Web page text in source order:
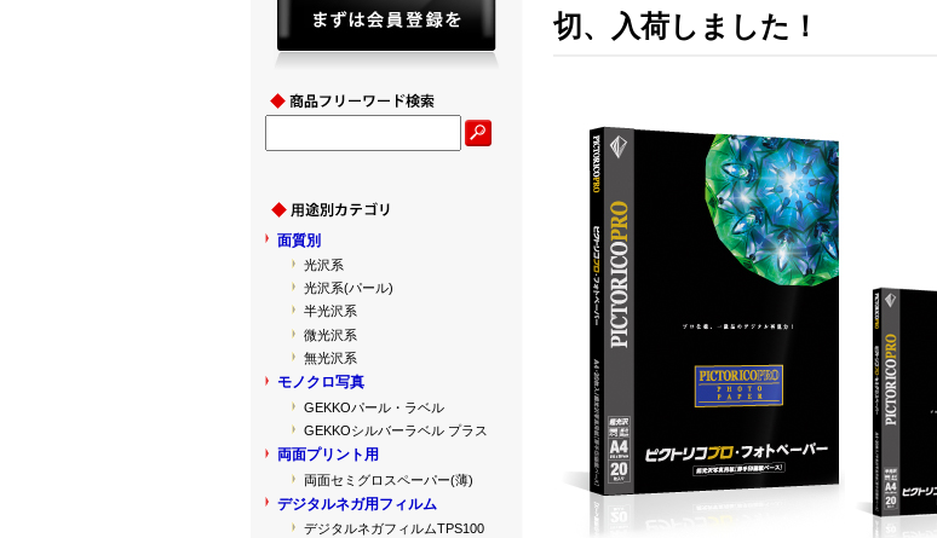
切、入荷しました！
面質別
光沢系
光沢系(パール)
半光沢系
微光沢系
無光沢系
モノクロ写真
GEKKOパール・ラベル
GEKKOシルバーラベル プラス
両面プリント用
両面セミグロスペーパー(薄)
デジタルネガ用フィルム
デジタルネガフィルムTPS100